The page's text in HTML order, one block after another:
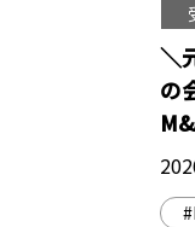
＼
の